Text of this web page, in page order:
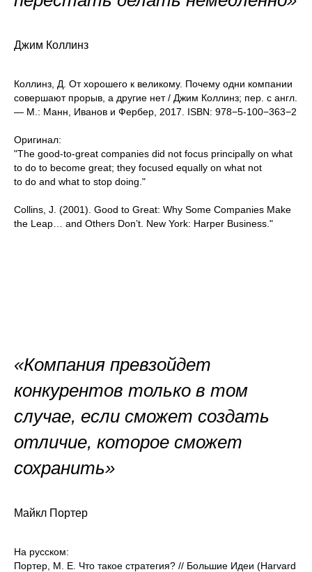
Джим Коллинз
Коллинз, Д. От хорошего к великому. Почему одни компании
совершают прорыв, а другие нет / Джим Коллинз; пер. с англ.
— М.: Манн, Иванов и Фербер, 2017. ISBN: 978−5-100−363−2
Оригинал:
"The good-to-great companies did not focus principally on what
to do to become great; they focused equally on what not
to do and what to stop doing."
Collins, J. (2001). Good to Great: Why Some Companies Make
the Leap… and Others Don’t. New York: Harper Business."
«Компания превзойдет
конкурентов только в том
случае, если сможет создать
отличие, которое сможет
сохранить»
Майкл Портер
На русском:
Портер, М. Е. Что такое стратегия? // Большие Идеи (Harvard